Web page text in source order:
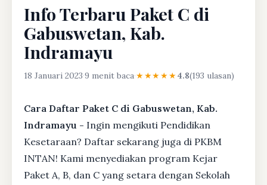
Info Terbaru Paket C di
Gabuswetan, Kab.
Indramayu
18 Januari 2023·9 menit baca·★★★★★4.8(193 ulasan)
Cara Daftar Paket C di Gabuswetan, Kab.
Indramayu - Ingin mengikuti Pendidikan
Kesetaraan? Daftar sekarang juga di PKBM
INTAN! Kami menyediakan program Kejar
Paket A, B, dan C yang setara dengan Sekolah